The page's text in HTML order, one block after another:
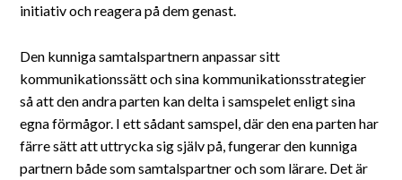
initiativ och reagera på dem genast.
Den kunniga samtalspartnern anpassar sitt
kommunikationssätt och sina kommunikationsstrategier
så att den andra parten kan delta i samspelet enligt sina
egna förmågor. I ett sådant samspel, där den ena parten har
färre sätt att uttrycka sig själv på, fungerar den kunniga
partnern både som samtalspartner och som lärare. Det är